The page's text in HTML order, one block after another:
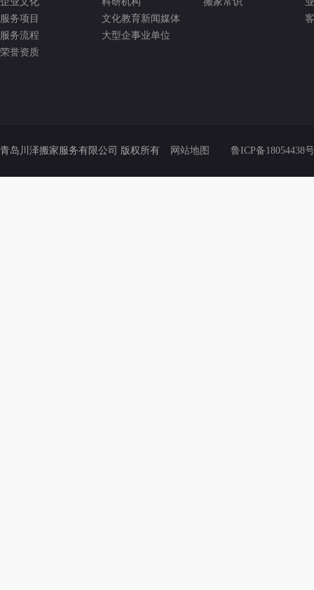
服务项目
服务流程
荣誉资质
文化教育新闻媒体
大型企事业单位
青岛川泽搬家服务有限公司 版权所有 网站地图 鲁ICP备18054438号